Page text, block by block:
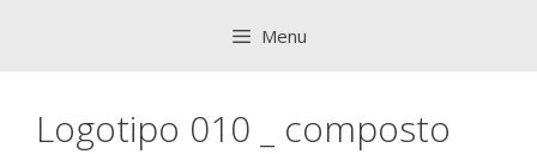
Menu
Logotipo 010 _ composto